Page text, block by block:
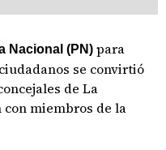
Nacional (PN) para
se convirtió
de La
miembros de la